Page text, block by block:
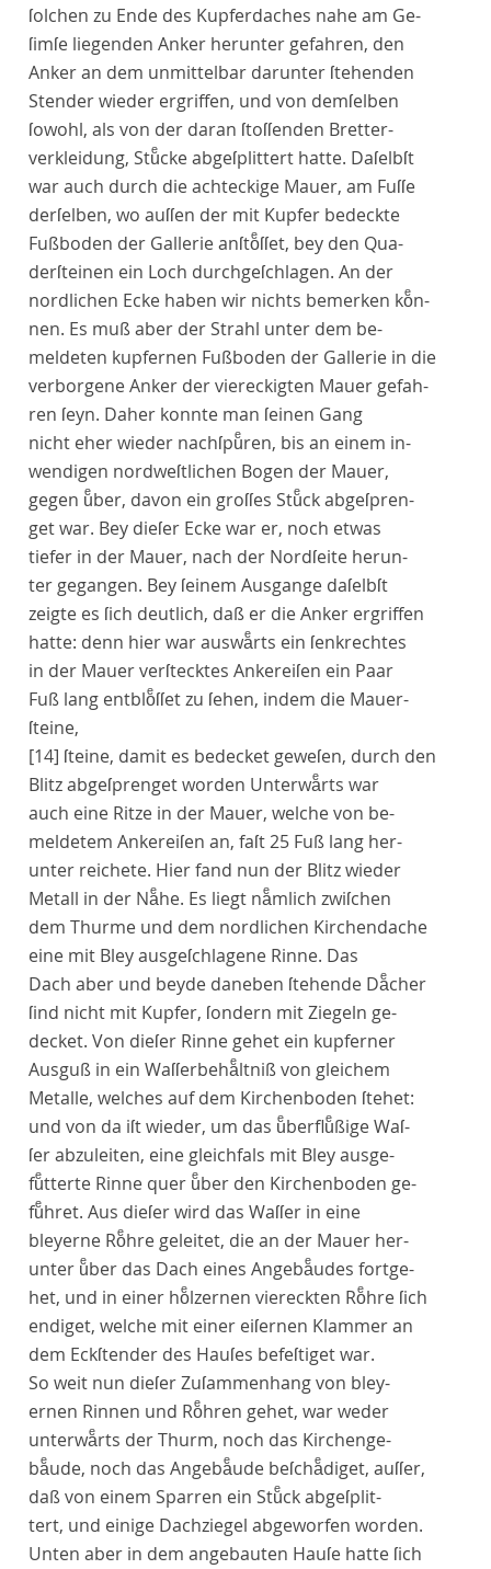
ſolchen zu Ende des Kupferdaches nahe am Ge-
ſimſe liegenden Anker herunter gefahren, den
Anker an dem unmittelbar darunter ſtehenden
Stender wieder ergriffen, und von demſelben
ſowohl, als von der daran ſtoſſenden Bretter-
verkleidung, Stuͤcke abgeſplittert hatte. Daſelbſt
war auch durch die achteckige Mauer, am Fuſſe
derſelben, wo auſſen der mit Kupfer bedeckte
Fußboden der Gallerie anſtoͤſſet, bey den Qua-
derſteinen ein Loch durchgeſchlagen. An der
nordlichen Ecke haben wir nichts bemerken koͤn-
nen. Es muß aber der Strahl unter dem be-
meldeten kupfernen Fußboden der Gallerie in die
verborgene Anker der viereckigten Mauer gefah-
ren ſeyn. Daher konnte man ſeinen Gang
nicht eher wieder nachſpuͤren, bis an einem in-
wendigen nordweſtlichen Bogen der Mauer,
gegen uͤber, davon ein groſſes Stuͤck abgeſpren-
get war. Bey dieſer Ecke war er, noch etwas
tiefer in der Mauer, nach der Nordſeite herun-
ter gegangen. Bey ſeinem Ausgange daſelbſt
zeigte es ſich deutlich, daß er die Anker ergriffen
hatte: denn hier war auswaͤrts ein ſenkrechtes
in der Mauer verſtecktes Ankereiſen ein Paar
Fuß lang entbloͤſſet zu ſehen, indem die Mauer-
ſteine,
[14] ſteine, damit es bedecket geweſen, durch den
Blitz abgeſprenget worden Unterwaͤrts war
auch eine Ritze in der Mauer, welche von be-
meldetem Ankereiſen an, faſt 25 Fuß lang her-
unter reichete. Hier fand nun der Blitz wieder
Metall in der Naͤhe. Es liegt naͤmlich zwiſchen
dem Thurme und dem nordlichen Kirchendache
eine mit Bley ausgeſchlagene Rinne. Das
Dach aber und beyde daneben ſtehende Daͤcher
ſind nicht mit Kupfer, ſondern mit Ziegeln ge-
decket. Von dieſer Rinne gehet ein kupferner
Ausguß in ein Waſſerbehaͤltniß von gleichem
Metalle, welches auf dem Kirchenboden ſtehet:
und von da iſt wieder, um das uͤberfluͤßige Waſ-
ſer abzuleiten, eine gleichfals mit Bley ausge-
fuͤtterte Rinne quer uͤber den Kirchenboden ge-
fuͤhret. Aus dieſer wird das Waſſer in eine
bleyerne Roͤhre geleitet, die an der Mauer her-
unter uͤber das Dach eines Angebaͤudes fortge-
het, und in einer hoͤlzernen viereckten Roͤhre ſich
endiget, welche mit einer eiſernen Klammer an
dem Eckſtender des Hauſes befeſtiget war.
So weit nun dieſer Zuſammenhang von bley-
ernen Rinnen und Roͤhren gehet, war weder
unterwaͤrts der Thurm, noch das Kirchenge-
baͤude, noch das Angebaͤude beſchaͤdiget, auſſer,
daß von einem Sparren ein Stuͤck abgeſplit-
tert, und einige Dachziegel abgeworfen worden.
Unten aber in dem angebauten Hauſe hatte ſich